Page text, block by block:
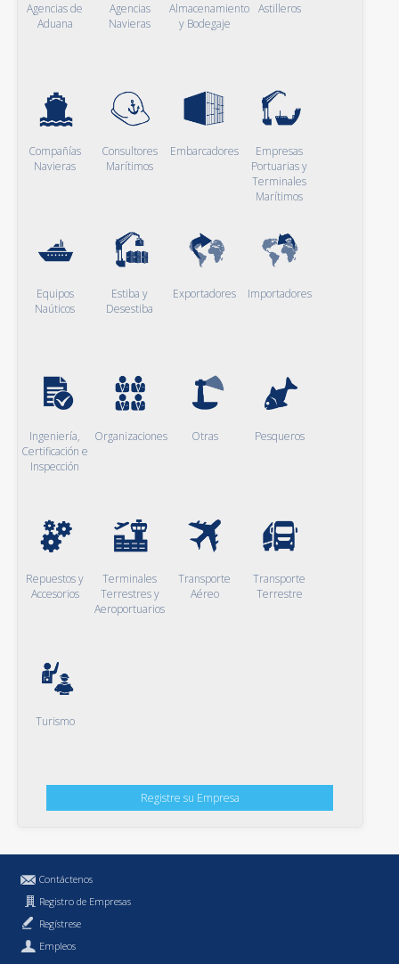
Agencias de
Aduana
Agencias
Navieras
Almacenamiento
y Bodegaje
Astilleros
Compañías
Navieras
Consultores
Marítimos
Embarcadores
Empresas
Portuarias y
Terminales
Marítimos
Equipos
Naúticos
Estiba y
Desestiba
Exportadores Importadores
Ingeniería,
Certificación e
Inspección
Organizaciones Otras Pesqueros
Repuestos y
Accesorios
Terminales
Terrestres y
Aeroportuarios
Transporte
Aéreo
Transporte
Terrestre
Turismo
Registre su Empresa
Contáctenos
Registro de Empresas
Regístrese
Empleos